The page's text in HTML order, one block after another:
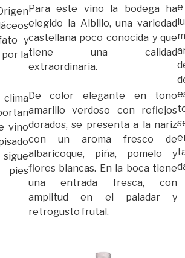
y
por la
clima
vino
Para este vino la bodega ha
elegido la Albillo, una variedad
castellana poco conocida y que
tiene una calidad
extraordinaria.
De color elegante en tono
amarillo verdoso con reflejos
dorados, se presenta a la nariz
con un aroma fresco de
albaricoque, piña, pomelo y
flores blancas. En la boca tiene
una entrada fresca, con
amplitud en el paladar y
retrogusto frutal.